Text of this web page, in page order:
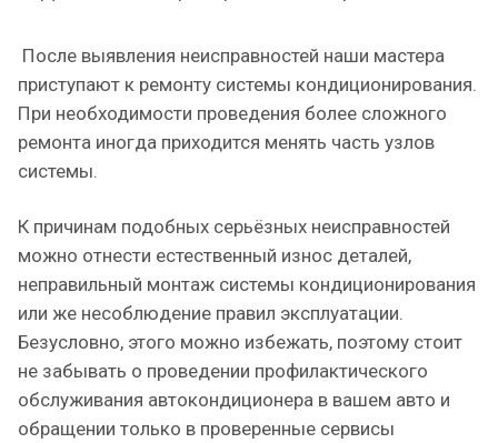
После выявления неисправностей наши мастера
приступают к ремонту системы кондиционирования.
При необходимости проведения более сложного
ремонта иногда приходится менять часть узлов
системы.
К причинам подобных серьёзных неисправностей
можно отнести естественный износ деталей,
неправильный монтаж системы кондиционирования
или же несоблюдение правил эксплуатации.
Безусловно, этого можно избежать, поэтому стоит
не забывать о проведении профилактического
обслуживания автокондиционера в вашем авто и
обращении только в проверенные сервисы